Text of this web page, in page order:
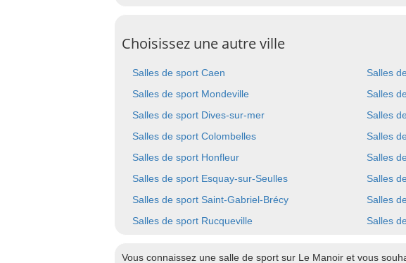
Choisissez une autre ville
Salles de sport Caen Salles
Salles de sport Mondeville
Salles
Salles de sport Dives-sur-mer
Salles
Salles de sport Colombelles
Salles
Salles de sport Honfleur
Salles
Salles de sport Esquay-sur-Seulles
Salles
Salles de sport Saint-Gabriel-Brécy
Salles
Salles de sport Rucqueville
Salles
Vous connaissez une salle de sport sur Le Manoir et vous